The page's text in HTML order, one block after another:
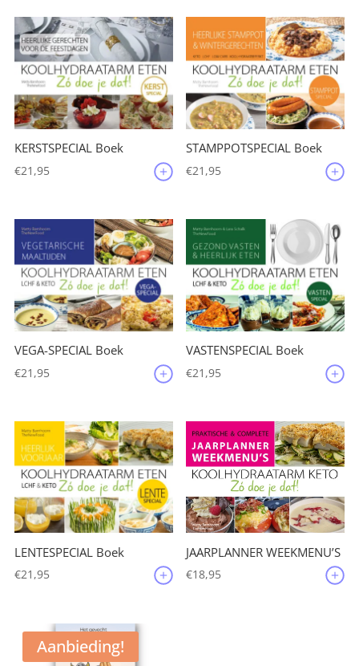
KERSTSPECIAL Boek
€21,95
STAMPPOTSPECIAL Boek
€21,95
VEGA-SPECIAL Boek
€21,95
VASTENSPECIAL Boek
€21,95
LENTESPECIAL Boek
€21,95
JAARPLANNER WEEKMENU’S
€18,95
Aanbieding!